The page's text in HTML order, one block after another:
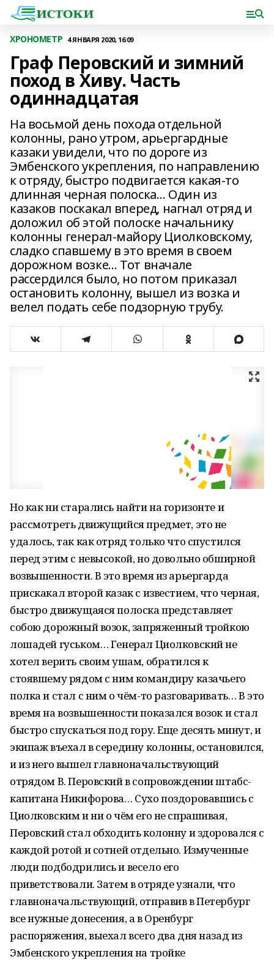
ХРОНОМЕТР 4 ЯНВАРЯ 2020, 16:09
Граф Перовский и зимний
поход в Хиву. Часть
одиннадцатая
На восьмой день похода отдельной
колонны, рано утром, арьергардные
казаки увидели, что по дороге из
Эмбенского укрепления, по направлению
к отряду, быстро подвигается какая-то
длинная черная полоска… Один из
казаков поскакал вперед, нагнал отряд и
доложил об этой полоске начальнику
колонны генерал-майору Циолковскому,
сладко спавшему в это время в своем
дорожном возке… Тот вначале
рассердился было, но потом приказал
остановить колонну, вышел из возка и
велел подать себе подзорную трубу.
Но как ни старались найти на горизонте и
рассмотреть движущийся предмет, это не
удалось, так как отряд только что спустился
перед этим с невысокой, но довольно обширной
возвышенности. В это время из арьергарда
прискакал второй казак с известием, что черная,
быстро движущаяся полоска представляет
собою дорожный возок, запряженный тройкою
лошадей гуськом… Генерал Циолковский не
хотел верить своим ушам, обратился к
стоявшему рядом с ним командиру казачьего
полка и стал с ним о чём-то разговаривать… В это
время на возвышенности показался возок и стал
быстро спускаться под гору. Еще десять минут, и
экипаж въехал в середину колонны, остановился,
и из него вышел главноначальствующий
отрядом В. Перовский в сопровождении штабс-
капитана Никифорова… Сухо поздоровавшись с
Циолковским и ни о чём его не спрашивая,
Перовский стал обходить колонну и здоровался с
каждой ротой и сотней отдельно. Измученные
люди подбодрились и весело его
приветствовали. Затем в отряде узнали, что
главноначальствующий, отправив в Петербург
все нужные донесения, а в Оренбург
распоряжения, выехал всего два дня назад из
Эмбенского укрепления на тройке